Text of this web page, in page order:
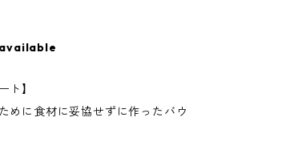
ト】
めに食材に妥協せずに作ったバウ